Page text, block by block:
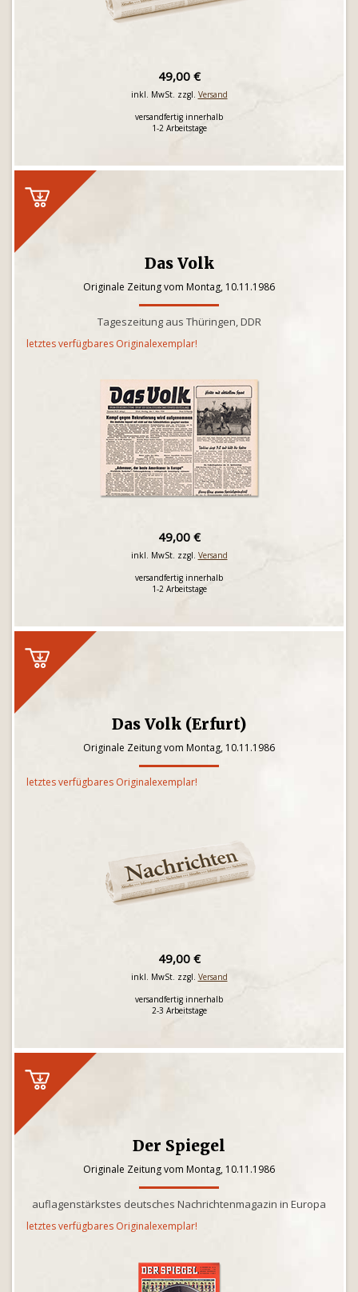
49,00 €
inkl. MwSt. zzgl. Versand
versandfertig innerhalb
1-2 Arbeitstage
Das Volk
Originale Zeitung vom Montag, 10.11.1986
Tageszeitung aus Thüringen, DDR
letztes verfügbares Originalexemplar!
49,00 €
inkl. MwSt. zzgl. Versand
versandfertig innerhalb
1-2 Arbeitstage
Das Volk (Erfurt)
Originale Zeitung vom Montag, 10.11.1986
letztes verfügbares Originalexemplar!
49,00 €
inkl. MwSt. zzgl. Versand
versandfertig innerhalb
2-3 Arbeitstage
Der Spiegel
Originale Zeitung vom Montag, 10.11.1986
auflagenstärkstes deutsches Nachrichtenmagazin in Europa
letztes verfügbares Originalexemplar!